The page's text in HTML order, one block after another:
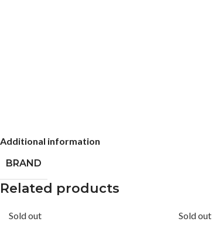
Additional information
BRAND
Related products
Sold out Sold out